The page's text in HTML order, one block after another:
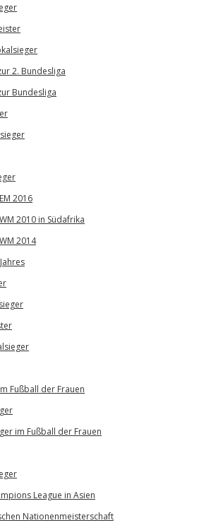
2. Bundesliga
Bundesliga
2016
2010 in Südafrika
2014
Fußball der Frauen
im Fußball der Frauen
League in Asien
Nationenmeisterschaft